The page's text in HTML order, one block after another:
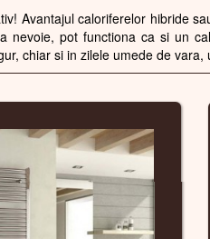
Avantajul caloriferelor hibride
pot functiona ca si un
chiar si in zilele umede de vara,